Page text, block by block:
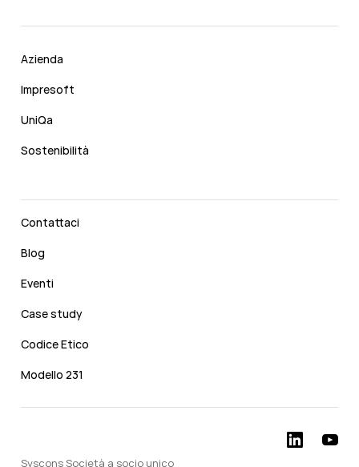
Azienda
Impresoft
UniQa
Sostenibilità
Contattaci
Blog
Eventi
Case study
Codice Etico
Modello 231
Syscons Società a socio unico